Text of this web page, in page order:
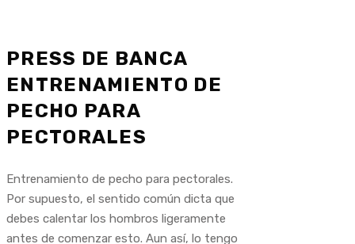
PRESS DE BANCA
ENTRENAMIENTO DE
PECHO PARA
PECTORALES
Entrenamiento de pecho para pectorales.
Por supuesto, el sentido común dicta que
debes calentar los hombros ligeramente
antes de comenzar esto. Aun así, lo tengo